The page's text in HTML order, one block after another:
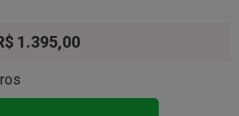
1.395,00